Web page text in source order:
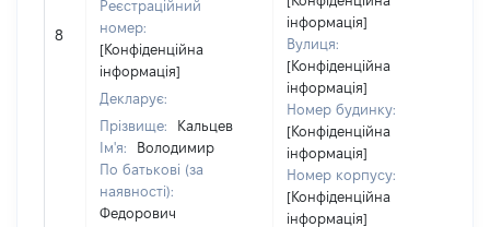
8
Реєстраційний
номер:
[Конфіденційна
інформація]
Декларує:
Прізвище:
Кальцев
Ім'я:
Володимир
По батькові (за
наявності):
Федорович
інформація]
Вулиця:
[Конфіденційна
інформація]
Номер будинку:
[Конфіденційна
інформація]
Номер корпусу:
[Конфіденційна
інформація]